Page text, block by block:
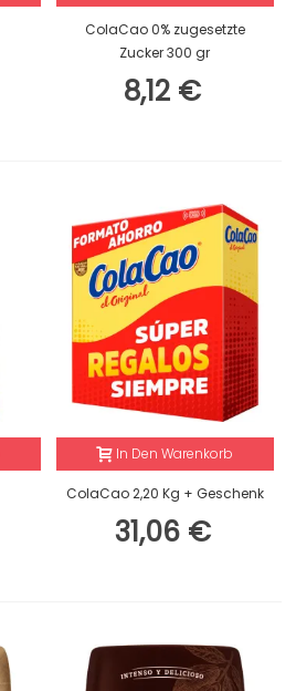
ColaCao 0% zugesetzte
Zucker 300 gr
8,12 €
In Den Warenkorb
ColaCao 2,20 Kg + Geschenk
31,06 €